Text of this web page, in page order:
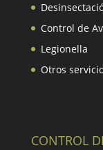
Control de
Legionella
Otros
CONTROL